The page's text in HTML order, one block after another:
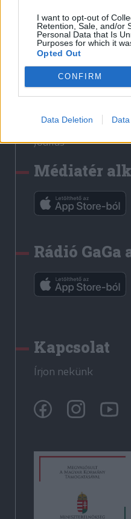
I want to opt-out of
Retention, Sale, and/or
Personal Data that Is
Purposes for which it
Opted Out
CONFIRM
Data Deletion
Liget
Krónika
Bihari Napló
Erdélyi Napló
Főtér
Rádió GaGa
Jóállás
Médiatér
Rádió
Kapcsolat
Írjon nekünk